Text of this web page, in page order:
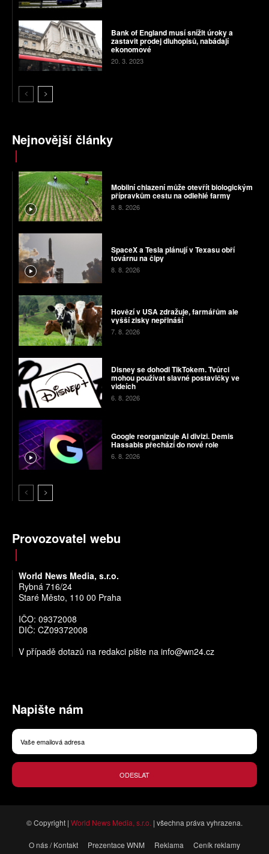
Bank of England musí snížit úroky a
zastavit prodej dluhopisů, nabádají
ekonomové
20. 3. 2023
Nejnovější články
Mobilní chlazení může otevřít biologickým
přípravkům cestu na odlehlé farmy
8. 8. 2026
SpaceX a Tesla plánují v Texasu obří
továrnu na čipy
8. 8. 2026
Hovězí v USA zdražuje, farmářům ale
vyšší zisky nepřináší
7. 8. 2026
Disney se dohodl TikTokem. Tvůrci
mohou používat slavné postavičky ve
videích
6. 8. 2026
Google reorganizuje AI divizi. Demis
Hassabis přechází do nové role
6. 8. 2026
Provozovatel webu
World News Media, s.r.o.
Rybná 716/24
Staré Město, 110 00 Praha
IČO: 09372008
DIČ: CZ09372008
V případě dotazů na redakci pište na info@wn24.cz
Napište nám
ODESLAT
© Copyright | World News Media, s.r.o. | všechna práva vyhrazena.
O nás / Kontakt Prezentace WNM Reklama
Ceník reklamy